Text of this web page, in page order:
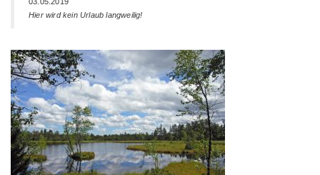
Hier wird kein Urlaub langweilig!